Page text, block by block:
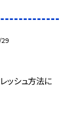
ッシュ方法に